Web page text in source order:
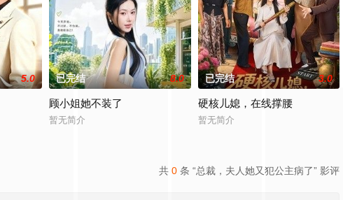
5.0 已完结 8.0
顾小姐她不装了
暂无简介
已完结 3.0
硬核儿媳，在线撑腰
暂无简介
共 0 条 “总裁，夫人她又犯公主病了” 影评